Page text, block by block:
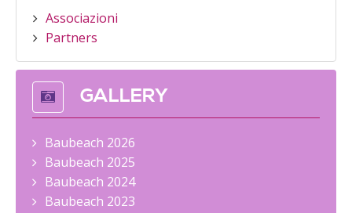
Associazioni
Partners
GALLERY
Baubeach 2026
Baubeach 2025
Baubeach 2024
Baubeach 2023